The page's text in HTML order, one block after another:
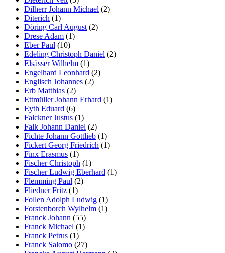
Dilherr Johann Michael (2)
Diterich (1)
Döring Carl August (2)
Drese Adam (1)
Eber Paul (10)
Edeling Christoph Daniel (2)
Elsässer Wilhelm (1)
Engelhard Leonhard (2)
Englisch Johannes (2)
Erb Matthias (2)
Ettmüller Johann Erhard (1)
Eyth Eduard (6)
Falckner Justus (1)
Falk Johann Daniel (2)
Fichte Johann Gottlieb (1)
Fickert Georg Friedrich (1)
Finx Erasmus (1)
Fischer Christoph (1)
Fischer Ludwig Eberhard (1)
Flemming Paul (2)
Fliedner Fritz (1)
Follen Adolph Ludwig (1)
Forstenborch Wylhelm (1)
Franck Johann (55)
Franck Michael (1)
Franck Petrus (1)
Franck Salomo (27)